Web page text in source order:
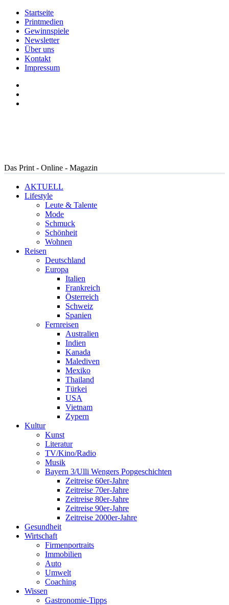
Startseite
Printmedien
Gewinnspiele
Newsletter
Über uns
Kontakt
Impressum
Das Print - Online - Magazin
AKTUELL
Lifestyle
Leute & Talente
Mode
Schmuck
Schönheit
Wohnen
Reisen
Deutschland
Europa
Italien
Frankreich
Österreich
Schweiz
Spanien
Fernreisen
Australien
Indien
Kanada
Malediven
Mexiko
Thailand
Türkei
USA
Vietnam
Zypern
Kultur
Kunst
Literatur
TV/Kino/Radio
Musik
Bayern 3/Ulli Wengers Popgeschichten
Zeitreise 60er-Jahre
Zeitreise 70er-Jahre
Zeitreise 80er-Jahre
Zeitreise 90er-Jahre
Zeitreise 2000er-Jahre
Gesundheit
Wirtschaft
Firmenportraits
Immobilien
Auto
Umwelt
Coaching
Wissen
Gastronomie-Tipps